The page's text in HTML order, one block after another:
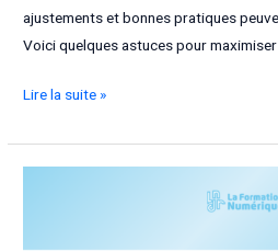
ajustements et bonnes pratiques
Voici quelques astuces pour
Comment
pour
Lire la suite »